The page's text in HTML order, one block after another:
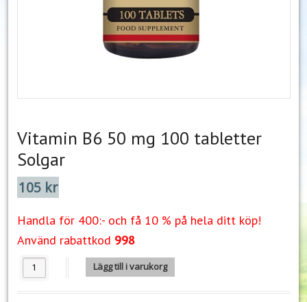
Vitamin B6 50 mg 100 tabletter
Solgar
105 kr
Handla för 400:- och få 10 % på hela ditt köp!
Använd rabattkod 998
Vitamin B6 50 mg 100 tabletter Solgar mängd
Lägg till i varukorg